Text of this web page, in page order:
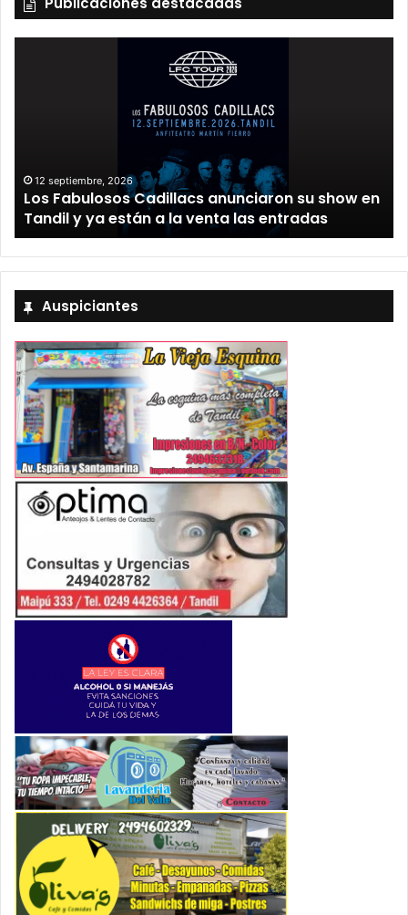
12 septiembre, 2026
Los Fabulosos Cadillacs anunciaron su show en
Tandil y ya están a la venta las entradas
Auspiciantes